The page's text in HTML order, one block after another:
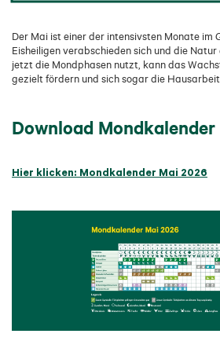
Der Mai ist einer der intensivsten Monate im
Eisheiligen verabschieden sich und die
jetzt die Mondphasen nutzt, kann das
gezielt fördern und sich sogar die
Download Mondkalender
Hier klicken: Mondkalender Mai 2026